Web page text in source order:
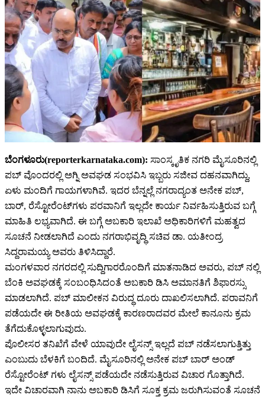
ಬೆಂಗಳೂರು(reporterkarnataka.com): ಸಾಂಸ್ಕೃತಿಕ ನಗರಿ ಮೈಸೂರಿನಲ್ಲಿ
ಪಬ್ ವೊಂದರಲ್ಲಿ ಅಗ್ನಿ ಅವಘಡ ಸಂಭವಿಸಿ ಇಬ್ಬರು ಸಜೀವ ದಹನವಾಗಿದ್ದು,
ಏಳು ಮಂದಿಗೆ ಗಾಯಗಳಾಗಿವೆ. ಇದರ ಬೆನ್ನಲ್ಲೆ ನಗರಾದ್ಯಂತ ಅನೇಕ ಪಬ್,
ಬಾರ್, ರೆಸ್ಟೋರೆಂಟ್‌ಗಳು ಪರವಾನಿಗೆ ಇಲ್ಲದೇ ಕಾರ್ಯ ನಿರ್ವಹಿಸುತ್ತಿರುವ ಬಗ್ಗೆ
ಮಾಹಿತಿ ಲಭ್ಯವಾಗಿದೆ. ಈ ಬಗ್ಗೆ ಅಬಕಾರಿ ಇಲಾಖೆ ಅಧಿಕಾರಿಗಳಿಗೆ ಮಹತ್ವದ
ಸೂಚನೆ ನೀಡಲಾಗಿದೆ ಎಂದು ನಗರಾಭಿವೃದ್ಧಿ ಸಚಿವ ಡಾ. ಯತೀಂದ್ರ
ಸಿದ್ದರಾಮಯ್ಯ ಅವರು ತಿಳಿಸಿದ್ದಾರೆ.
ಮಂಗಳವಾರ ನಗರದಲ್ಲಿ ಸುದ್ದಿಗಾರರೊಂದಿಗೆ ಮಾತನಾಡಿದ ಅವರು, ಪಬ್ ನಲ್ಲಿ
ಬೆಂಕಿ ಅವಘಡಕ್ಕೆ ಸಂಬಂಧಿಸಿದಂತೆ ಅಬಕಾರಿ ಡಿಸಿ ಅಮಾನತಿಗೆ ಶಿಫಾರಸ್ಸು
ಮಾಡಲಾಗಿದೆ. ಪಬ್ ಮಾಲೀಕನ ವಿರುದ್ಧ ದೂರು ದಾಖಲಿಸಲಾಗಿದೆ. ಪರಾವನಿಗೆ
ಪಡೆಯದೇ ಈ ರೀತಿಯ ಅವಘಡಕ್ಕೆ ಕಾರಣರಾದವರ ಮೇಲೆ ಕಾನೂನು ಕ್ರಮ
ತೆಗೆದುಕೊಳ್ಳಲಾಗುವುದು.
ಪೊಲೀಸರ ತನಿಖೆಗೆ ವೇಳೆ ಯಾವುದೇ ಲೈಸನ್ಸ್ ಇಲ್ಲದೆ ಪಬ್ ನಡೆಸಲಾಗುತ್ತಿತ್ತು
ಎಂಬುದು ಬೆಳಕಿಗೆ ಬಂದಿದೆ. ಮೈಸೂರಿನಲ್ಲಿ ಅನೇಕ ಪಬ್ ಬಾರ್ ಅಂಡ್
ರೆಸ್ಟೋರೆಂಟ್ ಗಳು ಲೈಸನ್ಸ್ ಪಡೆಯದೇ ನಡೆಸುತ್ತಿರುವ ವಿಚಾರ ಗೊತ್ತಾಗಿದೆ.
ಇದೇ ವಿಚಾರವಾಗಿ ನಾನು ಅಬಕಾರಿ ಡಿಸಿಗೆ ಸೂಕ್ತ ಕ್ರಮ ಜರುಗಿಸುವಂತೆ ಸೂಚನೆ